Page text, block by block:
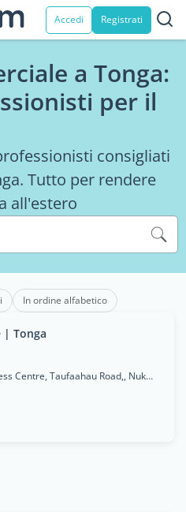
Accedi Registrati
a Tonga:
per il
consigliati
Tutto per rendere
all'estero
In ordine alfabetico
| Tonga
Suite 10, Level 2, TMF Business Centre, Taufaahau Road,, Nukualofa, Tongatapu